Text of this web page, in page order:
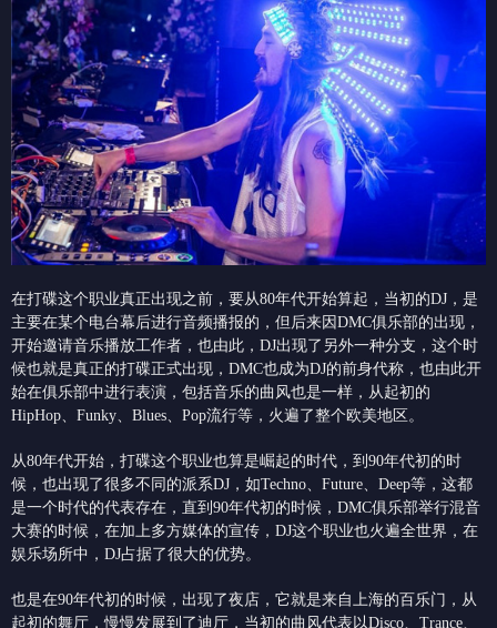
在打碟这个职业真正出现之前，要从80年代开始算起，当初的DJ，是
主要在某个电台幕后进行音频播报的，但后来因DMC俱乐部的出现，
开始邀请音乐播放工作者，也由此，DJ出现了另外一种分支，这个时
候也就是真正的打碟正式出现，DMC也成为DJ的前身代称，也由此开
始在俱乐部中进行表演，包括音乐的曲风也是一样，从起初的
HipHop、Funky、Blues、Pop流行等，火遍了整个欧美地区。
从80年代开始，打碟这个职业也算是崛起的时代，到90年代初的时
候，也出现了很多不同的派系DJ，如Techno、Future、Deep等，这都
是一个时代的代表存在，直到90年代初的时候，DMC俱乐部举行混音
大赛的时候，在加上多方媒体的宣传，DJ这个职业也火遍全世界，在
娱乐场所中，DJ占据了很大的优势。
也是在90年代初的时候，出现了夜店，它就是来自上海的百乐门，从
起初的舞厅，慢慢发展到了迪厅，当初的曲风代表以Disco、Trance、